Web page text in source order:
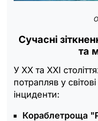
Сучасні
та
У XX та XXI
потрапляв у
інциденти:
Кораблетроща